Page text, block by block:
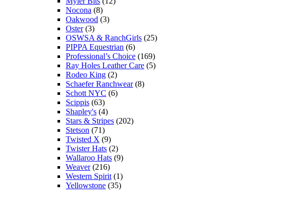
Nocona (8)
Oakwood (3)
Oster (3)
OSWSA & RanchGirls (25)
PIPPA Equestrian (6)
Professional’s Choice (169)
Ray Holes Leather Care (5)
Rodeo King (2)
Schaefer Ranchwear (8)
Schott NYC (6)
Scippis (63)
Shapley's (4)
Stars & Stripes (202)
Stetson (71)
Twisted X (9)
Twister Hats (2)
Wallaroo Hats (9)
Weaver (216)
Western Spirit (1)
Yellowstone (35)